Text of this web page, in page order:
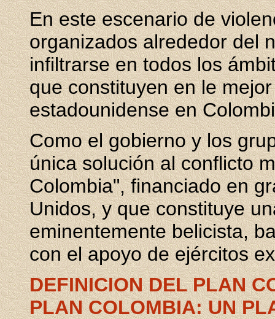
En este escenario de
organizados alrededor del
infiltrarse en todos los
que constituyen en le
estadounidense en
Como el gobierno y los
única solución al conflicto
Colombia", financiado en
Unidos, y que constituye
eminentemente belicista,
con el apoyo de ejércitos
DEFINICION DEL PLAN
PLAN COLOMBIA: UN